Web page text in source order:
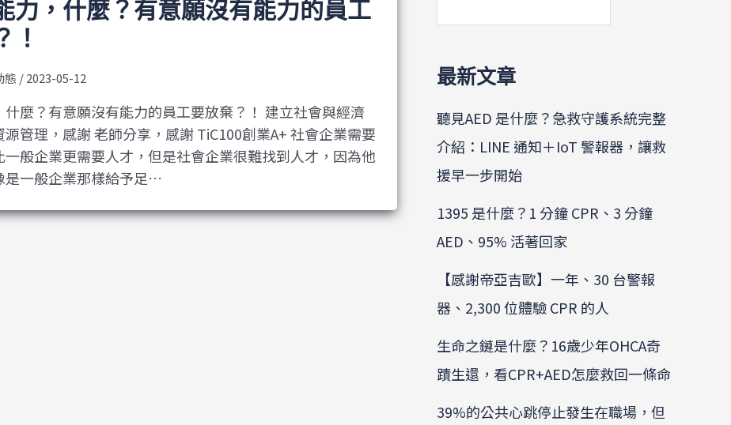
力，什麼？有意願沒有能力的員工
！
態 /2023-05-12
什麼？有意願沒有能力的員工要放棄？！ 建立社會與經濟
管理，感謝 老師分享，感謝 TiC100創業A+ 社會企業需要
一般企業更需要人才，但是社會企業很難找到人才，因為他
是一般企業那樣給予足…
最新文章
聽見AED 是什麼？急救守護系統完整
介紹：LINE 通知＋IoT 警報器，讓救
援早一步開始
1395 是什麼？1 分鐘 CPR、3 分鐘
AED、95% 活著回家
【感謝帝亞吉歐】一年、30 台警報
器、2,300 位體驗 CPR 的人
生命之鏈是什麼？16歲少年OHCA奇
蹟生還，看CPR+AED怎麼救回一條命
39%的公共心跳停止發生在職場，但